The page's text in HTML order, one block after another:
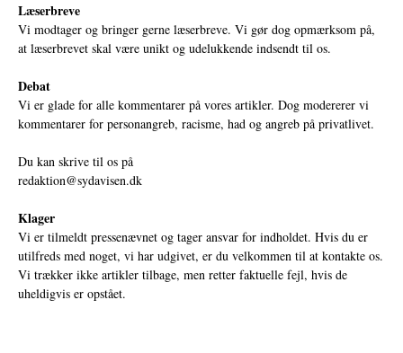
Læserbreve
Vi modtager og bringer gerne læserbreve. Vi gør dog opmærksom på,
at læserbrevet skal være unikt og udelukkende indsendt til os.
Debat
Vi er glade for alle kommentarer på vores artikler. Dog modererer vi
kommentarer for personangreb, racisme, had og angreb på privatlivet.
Du kan skrive til os på
redaktion@sydavisen.dk
Klager
Vi er tilmeldt pressenævnet og tager ansvar for indholdet. Hvis du er
utilfreds med noget, vi har udgivet, er du velkommen til at kontakte os.
Vi trækker ikke artikler tilbage, men retter faktuelle fejl, hvis de
uheldigvis er opstået.